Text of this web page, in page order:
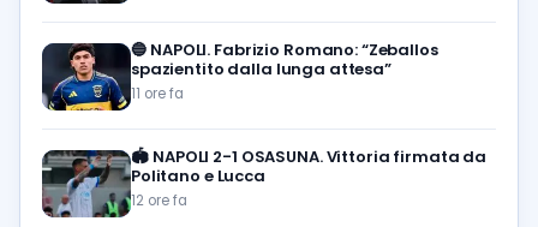
🔵 NAPOLI. Fabrizio Romano: “Zeballos
spazientito dalla lunga attesa”
11 ore fa
🏟️ NAPOLI 2-1 OSASUNA. Vittoria firmata da
Politano e Lucca
12 ore fa